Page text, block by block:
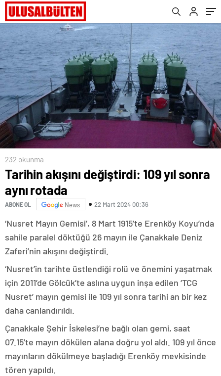
232 okunma
Tarihin akışını değiştirdi: 109 yıl sonra
aynı rotada
ABONE OL News 22 Mart 2024 00:36
‘Nusret Mayın Gemisi’, 8 Mart 1915’te Erenköy Koyu’nda
sahile paralel döktüğü 26 mayın ile Çanakkale Deniz
Zaferi’nin akışını değiştirdi.
‘Nusret’in tarihte üstlendiği rolü ve önemini yaşatmak
için 2011’de Gölcük’te aslına uygun inşa edilen ‘TCG
Nusret’ mayın gemisi ile 109 yıl sonra tarihi an bir kez
daha canlandırıldı.
Çanakkale Şehir İskelesi’ne bağlı olan gemi, saat
07.15’te mayın dökülen alana doğru yol aldı. 109 yıl önce
mayınların dökülmeye başladığı Erenköy mevkisinde
tören yapıldı.